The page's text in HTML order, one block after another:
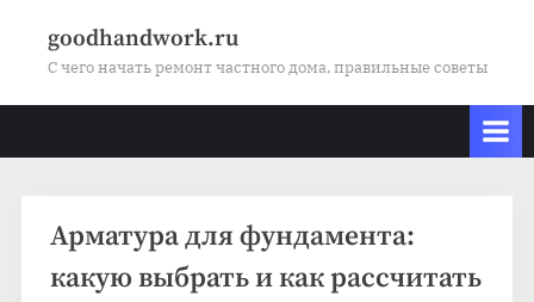
goodhandwork.ru
С чего начать ремонт частного дома, правильные советы
Канализация
Арматура для фундамента:
какую выбрать и как рассчитать